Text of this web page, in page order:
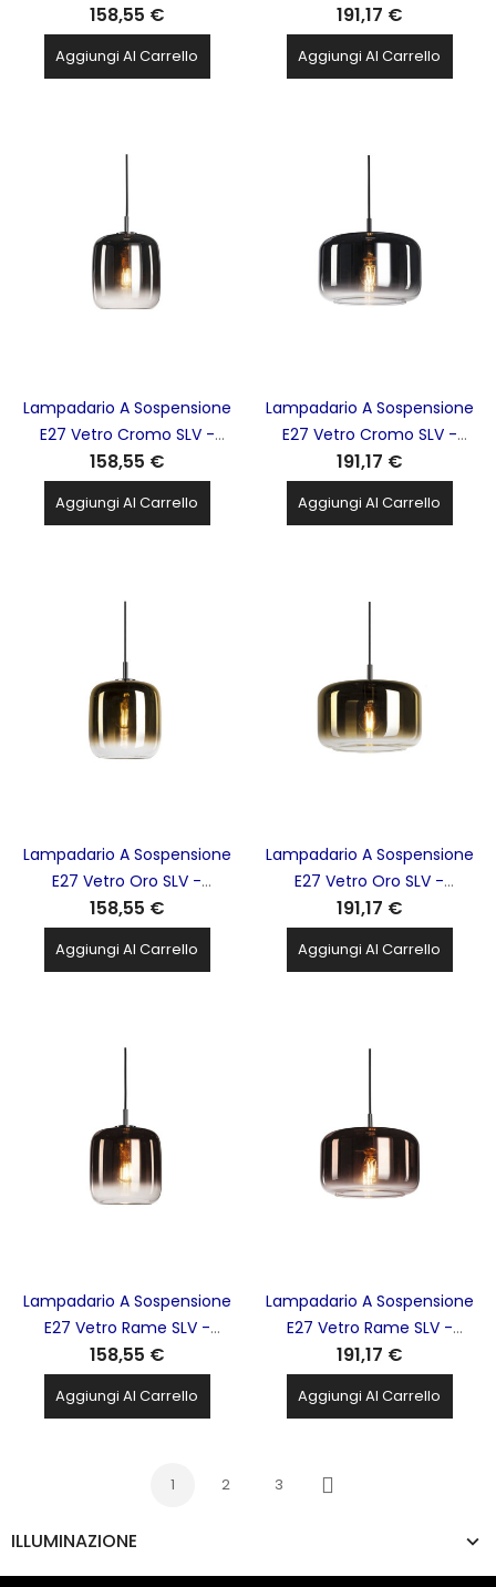
ILLUMINAZIONE
1006396 PANTILO20
158,55 €
Aggiungi Al Carrello
1006399 PANTILO28
191,17 €
Aggiungi Al Carrello
Lampadario A Sospensione
E27 Vetro Cromo SLV -
1003004 PANTILO20
158,55 €
Aggiungi Al Carrello
Lampadario A Sospensione
E27 Vetro Cromo SLV -
1003006 PANTILO28
191,17 €
Aggiungi Al Carrello
Lampadario A Sospensione
E27 Vetro Oro SLV -
1006395 PANTILO20
158,55 €
Aggiungi Al Carrello
Lampadario A Sospensione
E27 Vetro Oro SLV -
1006397 PANTILO28
191,17 €
Aggiungi Al Carrello
Lampadario A Sospensione
E27 Vetro Rame SLV -
1003005 PANTILO20
158,55 €
Aggiungi Al Carrello
Lampadario A Sospensione
E27 Vetro Rame SLV -
1006399 PANTILO28
191,17 €
Aggiungi Al Carrello
1 2 3
Successivo